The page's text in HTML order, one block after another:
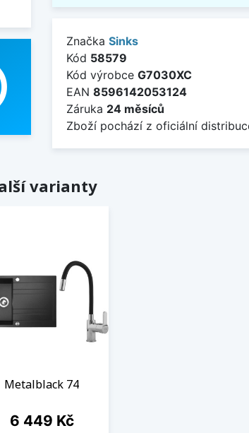
Značka Sinks
Kód 58579
Kód výrobce G7030XC
EAN 8596142053124
Záruka 24 měsíců
Zboží pochází z oficiální
varianty
Metalblack 74
Cena
6 449 Kč